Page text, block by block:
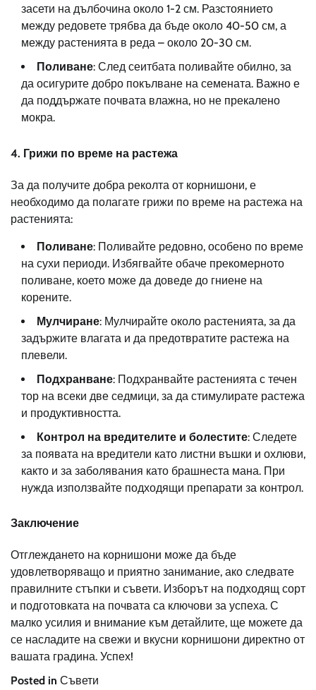
засети на дълбочина около 1-2 см. Разстоянието
между редовете трябва да бъде около 40-50 см, а
между растенията в реда – около 20-30 см.
Поливане: След сеитбата поливайте обилно, за
да осигурите добро покълване на семената. Важно е
да поддържате почвата влажна, но не прекалено
мокра.
4. Грижи по време на растежа
За да получите добра реколта от корнишони, е
необходимо да полагате грижи по време на растежа на
растенията:
Поливане: Поливайте редовно, особено по време
на сухи периоди. Избягвайте обаче прекомерното
поливане, което може да доведе до гниене на
корените.
Мулчиране: Мулчирайте около растенията, за да
задържите влагата и да предотвратите растежа на
плевели.
Подхранване: Подхранвайте растенията с течен
тор на всеки две седмици, за да стимулирате растежа
и продуктивността.
Контрол на вредителите и болестите: Следете
за появата на вредители като листни въшки и охлюви,
както и за заболявания като брашнеста мана. При
нужда използвайте подходящи препарати за контрол.
Заключение
Отглеждането на корнишони може да бъде
удовлетворяващо и приятно занимание, ако следвате
правилните стъпки и съвети. Изборът на подходящ сорт
и подготовката на почвата са ключови за успеха. С
малко усилия и внимание към детайлите, ще можете да
се насладите на свежи и вкусни корнишони директно от
вашата градина. Успех!
Posted in Съвети